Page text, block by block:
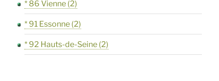
* 86 Vienne (2)
* 91 Essonne (2)
* 92 Hauts-de-Seine (2)